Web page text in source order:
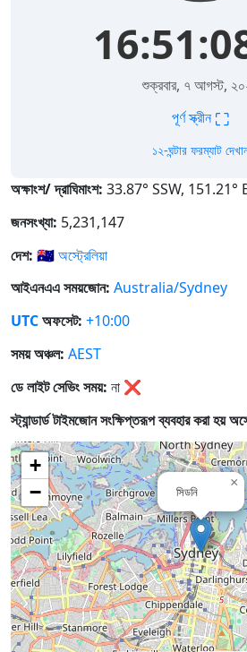
শুক্রবার, ৭ আগস্ট,
পূর্ণ স্ক্রীন⛶
১২-ঘন্টার ফরম্যাট
অক্ষাংশ/ দ্রাঘিমাংশ: 33.87° SSW, 151.21°
জনসংখ্যা: 5,231,147
দেশ: 🇦🇺অস্ট্রেলিয়া
আইএনএএ সময়জোন: Australia/Sydney
UTCঅফসেট: +10:00
সময় অঞ্চল: AEST
ডে লাইট সেভিং সময়: না ❌
স্ট্যান্ডার্ড টাইমজোন সংক্ষিপ্তরূপ ব্যবহার করা হয়
সিডনি
×
+
−